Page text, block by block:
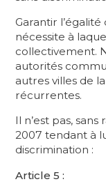
Garantir l’égalité
nécessite à
collectivement.
autorités
autres villes de
récurrentes.
Il n’est pas,
2007 tendant à
discrimination :
Article 5 :